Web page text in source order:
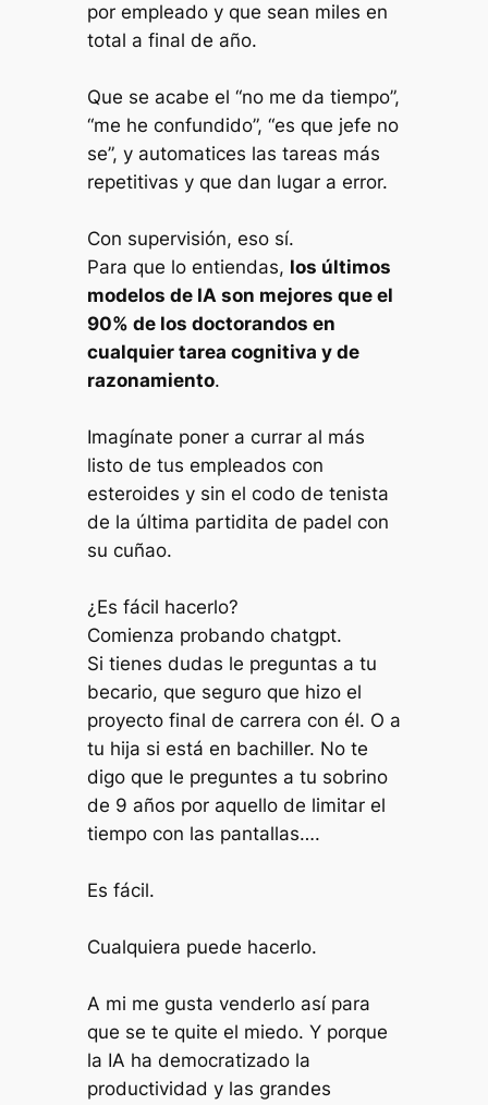
por empleado y que sean miles en
total a final de año.
Que se acabe el “no me da tiempo”,
“me he confundido”, “es que jefe no
se”, y automatices las tareas más
repetitivas y que dan lugar a error.
Con supervisión, eso sí.
Para que lo entiendas, los últimos
modelos de IA son mejores que el
90% de los doctorandos en
cualquier tarea cognitiva y de
razonamiento.
Imagínate poner a currar al más
listo de tus empleados con
esteroides y sin el codo de tenista
de la última partidita de padel con
su cuñao.
¿Es fácil hacerlo?
Comienza probando chatgpt.
Si tienes dudas le preguntas a tu
becario, que seguro que hizo el
proyecto final de carrera con él. O a
tu hija si está en bachiller. No te
digo que le preguntes a tu sobrino
de 9 años por aquello de limitar el
tiempo con las pantallas….
Es fácil.
Cualquiera puede hacerlo.
A mi me gusta venderlo así para
que se te quite el miedo. Y porque
la IA ha democratizado la
productividad y las grandes